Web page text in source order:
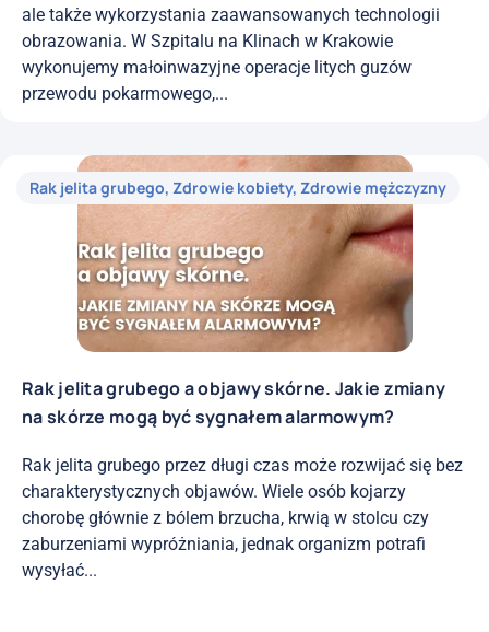
ale także wykorzystania zaawansowanych technologii
obrazowania. W Szpitalu na Klinach w Krakowie
wykonujemy małoinwazyjne operacje litych guzów
przewodu pokarmowego,...
Rak jelita grubego, Zdrowie kobiety, Zdrowie mężczyzny
Rak jelita grubego a objawy skórne. Jakie zmiany
na skórze mogą być sygnałem alarmowym?
Rak jelita grubego przez długi czas może rozwijać się bez
charakterystycznych objawów. Wiele osób kojarzy
chorobę głównie z bólem brzucha, krwią w stolcu czy
zaburzeniami wypróżniania, jednak organizm potrafi
wysyłać...